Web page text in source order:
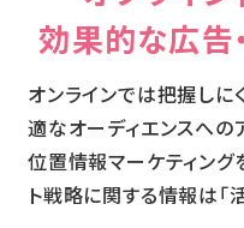
効果的な広告
オンラインでは把握しに
適なオーディエンスへの
位置情報マーケティン
ト戦略に関する情報は「